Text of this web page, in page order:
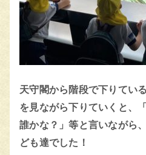
天守閣から階段で下りてい
を見ながら下りていくと、
誰かな？」等と言いながら
ども達でした！